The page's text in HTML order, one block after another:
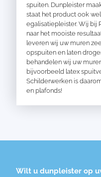
spuiten. Dunpleister
staat het product ook
egalisatiepleister. Wij bij
naar het mooiste
leveren wij uw muren
opspuiten en laten
behandelen wij uw
bijvoorbeeld latex
Schilderwerken is
en plafonds!
Wilt u dunpleister op